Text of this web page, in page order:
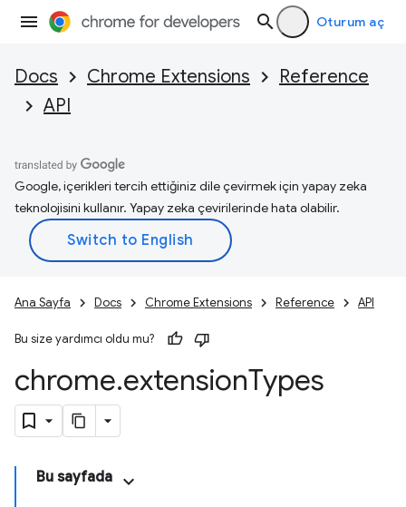
Oturum aç
Docs Chrome Extensions
Reference
API
Google, içerikleri tercih ettiğiniz dile çevirmek için yapay zeka
teknolojisini kullanır. Yapay zeka çevirilerinde hata olabilir.
Ana Sayfa Docs Chrome Extensions Reference API
Bu size yardımcı oldu mu?
chrome.extensionTypes
Bu sayfada